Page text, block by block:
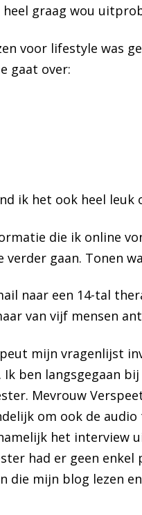
graag wou
voor lifestyle was
gaat over:
ik het ook heel
die ik online
gaan. Tonen
naar een 14-tal
van vijf mensen
mijn vragenlijst
ben langsgegaan
Mevrouw
om ook de
het interview
had er geen
die mijn blog lezen